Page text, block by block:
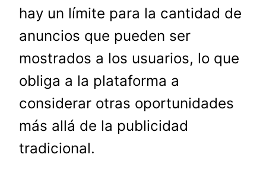
hay un límite para la cantidad de
anuncios que pueden ser
mostrados a los usuarios, lo que
obliga a la plataforma a
considerar otras oportunidades
más allá de la publicidad
tradicional.